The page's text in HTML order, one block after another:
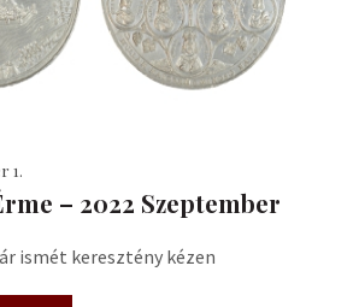
1.
– 2022 Szeptember
ismét keresztény kézen